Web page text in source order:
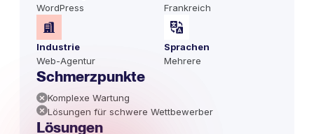
WordPress
Frankreich
Industrie
Web-Agentur
Sprachen
Mehrere
Schmerzpunkte
Komplexe Wartung
Lösungen für schwere Wettbewerber
Lösungen